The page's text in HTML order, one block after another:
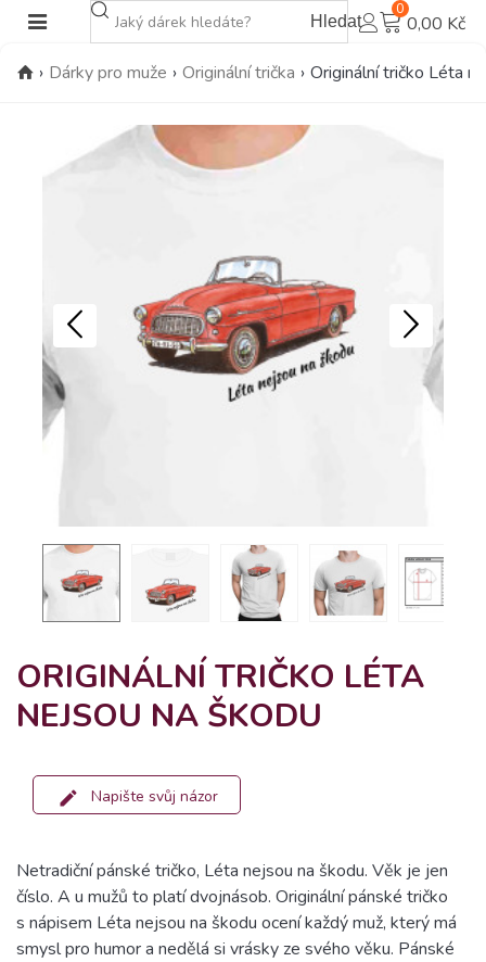
Hledat
0
0,00 Kč
› Dárky pro muže › Originální trička › Originální tričko Léta
ORIGINÁLNÍ TRIČKO LÉTA
NEJSOU NA ŠKODU
Napište svůj názor
Netradiční pánské tričko, Léta nejsou na škodu. Věk je jen
číslo. A u mužů to platí dvojnásob. Originální pánské tričko
s nápisem Léta nejsou na škodu ocení každý muž, který má
smysl pro humor a nedělá si vrásky ze svého věku. Pánské